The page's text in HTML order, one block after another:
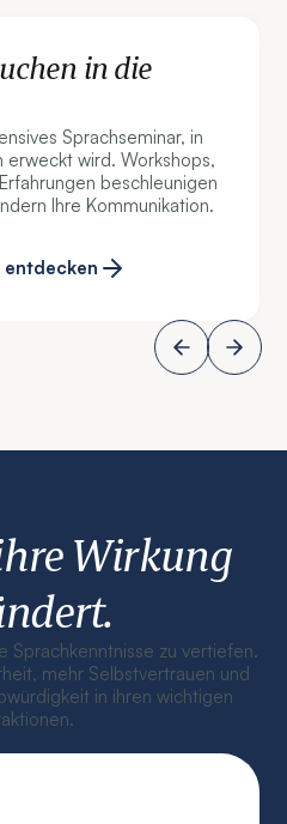
in die
Sprachseminar, in
erweckt wird. Workshops,
beschleunigen
Ihre Kommunikation.
entdecken
Wirkung
Sprachkenntnisse zu vertiefen.
mehr Selbstvertrauen und
in ihren wichtigen